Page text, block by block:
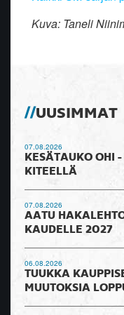
Kuva: Taneli
UUSIMMAT
07.08.2026
KESÄTAUKO OHI
KITEELLÄ
07.08.2026
AATU
KAUDELLE 2027
06.08.2026
TUUKKA
MUUTOKSIA